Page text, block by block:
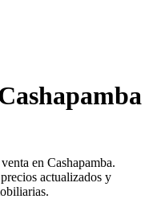
en Cashapamba.
actualizados y